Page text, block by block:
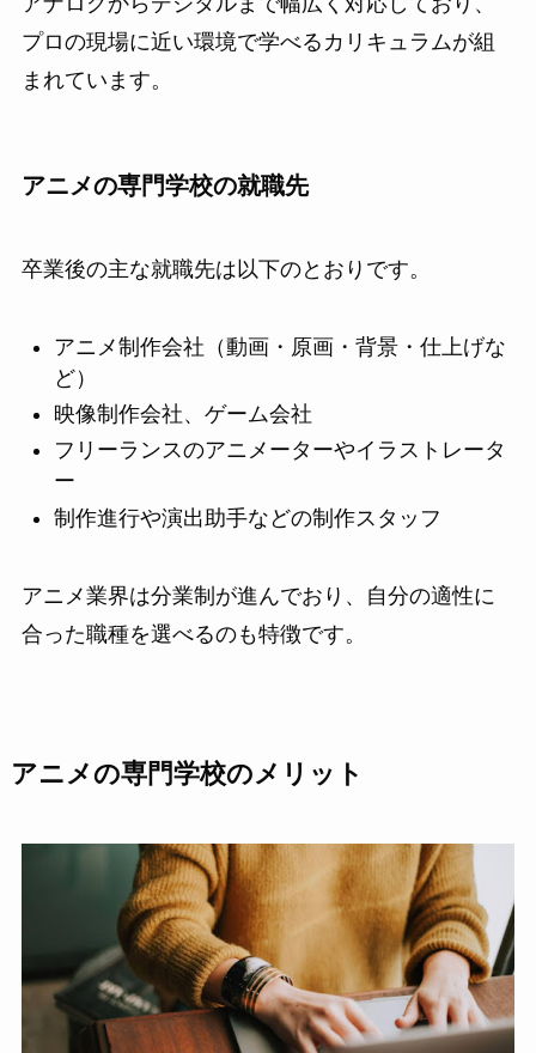
プロの現場に近い環境で学べるカリキュラムが組
まれています。
アニメの専門学校の就職先
卒業後の主な就職先は以下のとおりです。
アニメ制作会社（動画・原画・背景・仕上げな
ど）
映像制作会社、ゲーム会社
フリーランスのアニメーターやイラストレータ
ー
制作進行や演出助手などの制作スタッフ
アニメ業界は分業制が進んでおり、自分の適性に
合った職種を選べるのも特徴です。
アニメの専門学校のメリット